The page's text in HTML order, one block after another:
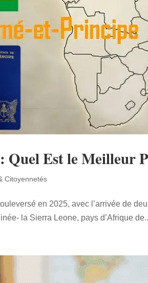
Quel Est le Meilleur
Citoyennetés
en 2025, avec l’arrivée de
la Sierra Leone, pays d’Afrique